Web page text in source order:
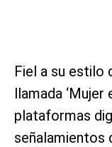
Fiel a su
llamada ‘Mujer
plataformas
señalamientos